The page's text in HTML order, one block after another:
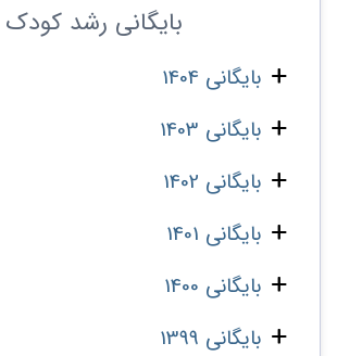
بایگانی رشد کودک
بایگانی 1404
بایگانی 1403
بایگانی 1402
بایگانی 1401
بایگانی 1400
بایگانی 1399